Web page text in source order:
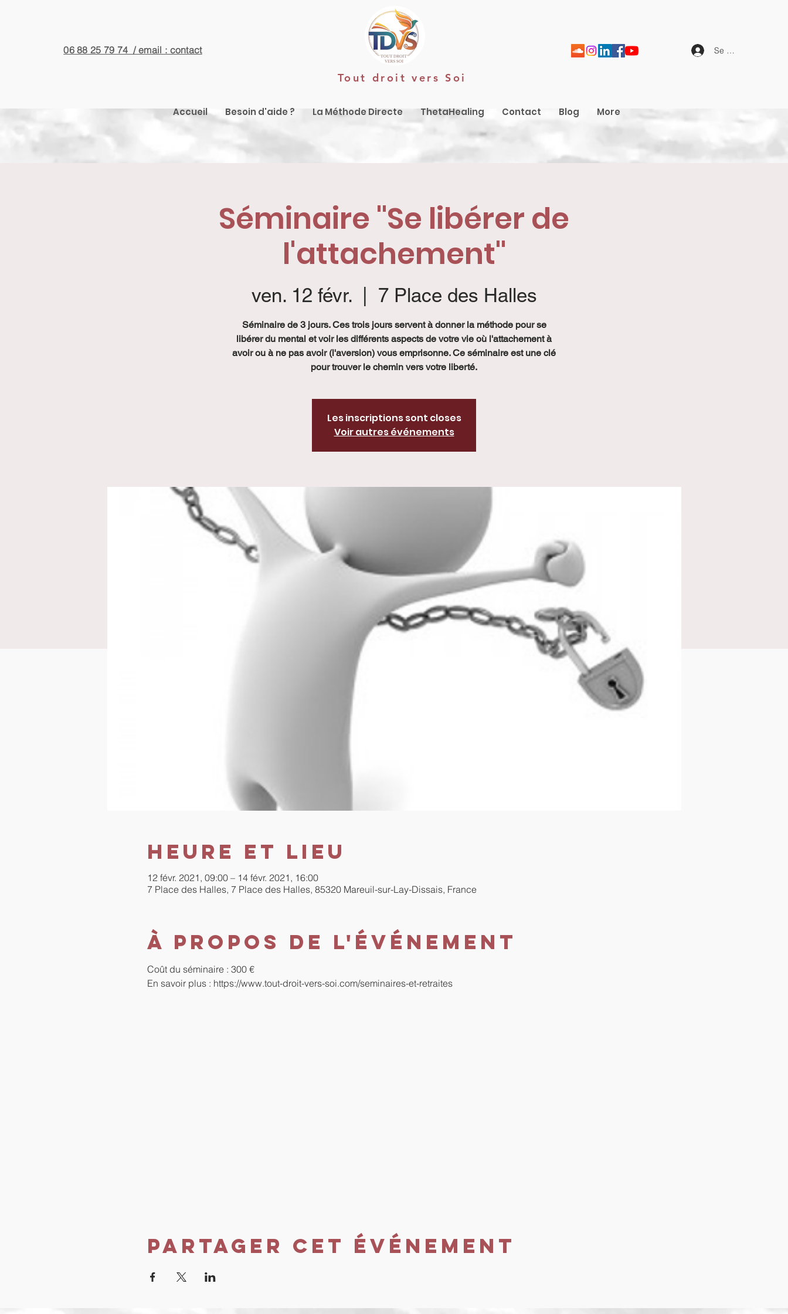
06 88 25 79 74 / email : contact
Tout droit vers Soi
Se connecter
Accueil Besoin d'aide ? La Méthode Directe ThetaHealing Contact Blog More
Séminaire "Se libérer de
l'attachement"
ven. 12 févr.
  |
7 Place des Halles
Séminaire de 3 jours. Ces trois jours servent à donner la méthode pour se
libérer du mental et voir les différents aspects de votre vie où l'attachement à
avoir ou à ne pas avoir (l'aversion) vous emprisonne. Ce séminaire est une clé
pour trouver le chemin vers votre liberté.
Les inscriptions sont closes
Voir autres événements
Heure et lieu
12 févr. 2021, 09:00 – 14 févr. 2021, 16:00
7 Place des Halles, 7 Place des Halles, 85320 Mareuil-sur-Lay-Dissais, France
À propos de l'événement
Coût du séminaire : 300 €
En savoir plus : https://www.tout-droit-vers-soi.com/seminaires-et-retraites
Partager cet événement